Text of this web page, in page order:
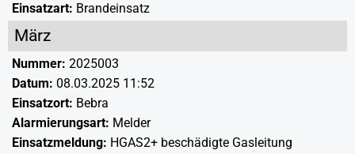
Einsatzart: Brandeinsatz
März
Nummer: 2025003
Datum: 08.03.2025 11:52
Einsatzort: Bebra
Alarmierungsart: Melder
Einsatzmeldung: HGAS2+ beschädigte Gasleitung